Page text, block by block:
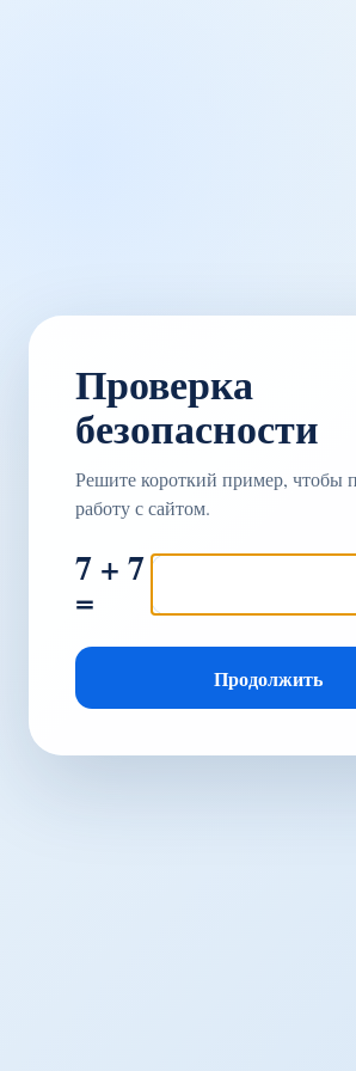
Проверка
безопасности
Решите короткий пример, чтобы
работу с сайтом.
7 + 7
=
Продолжить